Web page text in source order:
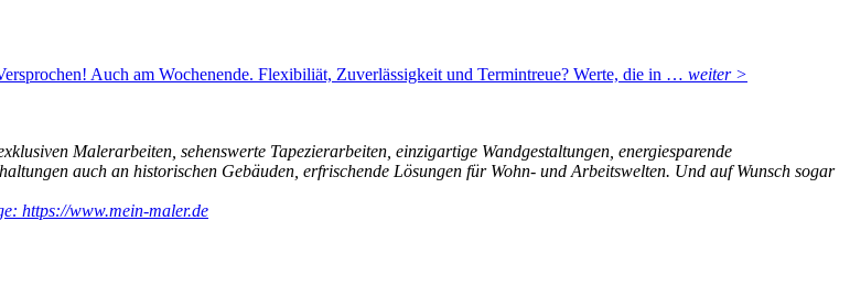
Auch am Wochenende. Flexibiliät, Zuverlässigkeit und Termintreue? Werte, die in … weiter >
Malerarbeiten, sehenswerte Tapezierarbeiten, einzigartige Wandgestaltungen, energiesparende
auch an historischen Gebäuden, erfrischende Lösungen für Wohn- und Arbeitswelten. Und auf Wunsch sogar
https://www.mein-maler.de